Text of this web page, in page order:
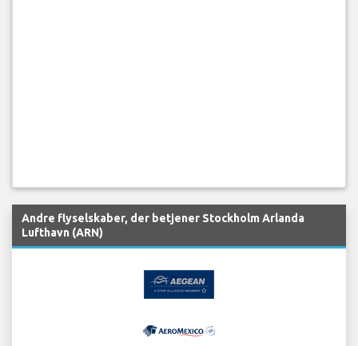
Andre flyselskaber, der betjener Stockholm Arlanda
Lufthavn (ARN)